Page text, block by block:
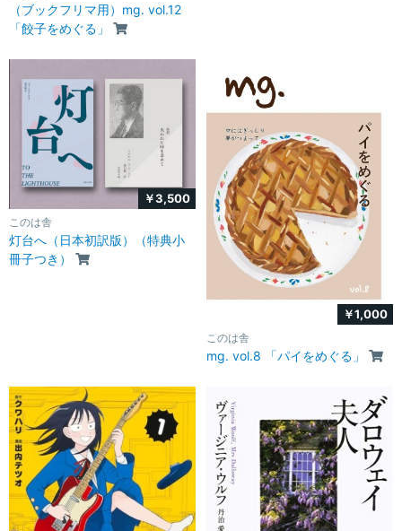
（ブックフリマ用）mg. vol.12
「餃子をめぐる」
￥3,500
このは舎
灯台へ（日本初訳版）（特典小
冊子つき）
￥1,000
このは舎
mg. vol.8 「パイをめぐる」